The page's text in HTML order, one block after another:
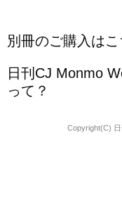
別冊のご購入はこ
日刊CJ Monmo
って？
Copyright(C)